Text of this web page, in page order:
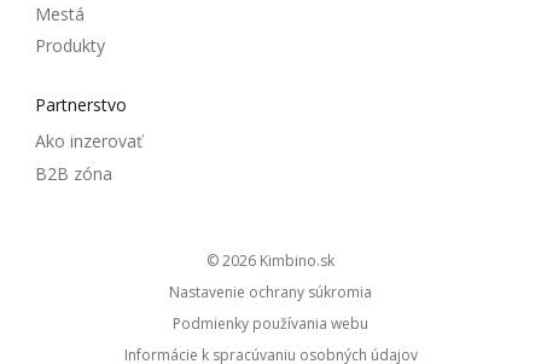
Mestá
Produkty
Partnerstvo
Ako inzerovať
B2B zóna
© 2026
kimbino.sk
Nastavenie ochrany súkromia
Podmienky používania webu
Informácie k spracúvaniu osobných údajov